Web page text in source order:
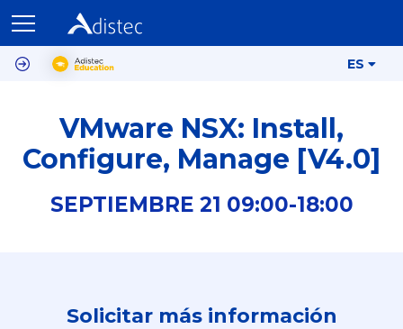
ES
VMware NSX: Install,
Configure, Manage [V4.0]
SEPTIEMBRE 21 09:00-18:00
Solicitar más información